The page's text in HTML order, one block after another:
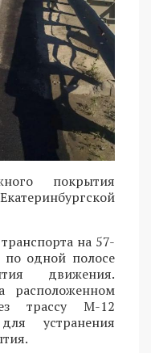
покрытия
на 57-
одной полосе
движения.
расположенном
трассу М-12
устранения